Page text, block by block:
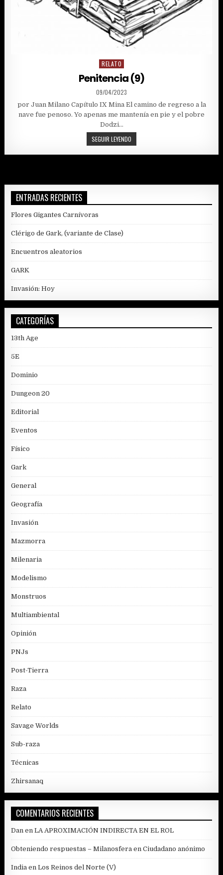
Posted
in
RELATO
Penitencia (9)
PUBLISHED
DATE:
09/04/2023
por Juan Milano Capítulo IX Mina El camino de regreso a la
nave fue penoso. Yo apenas me mantenía en pie y el pobre
Dodzi…
SEGUIR LEYENDO
(9)
ENTRADAS RECIENTES
Flores Gigantes Carnívoras
Clérigo de Gark, (variante de Clase)
Encuentros aleatorios
GARK
Invasión: Hoy
CATEGORÍAS
13th Age
5E
Dominio
Dungeon 20
Editorial
Eventos
Físico
Gark
General
Geografía
Invasión
Mazmorra
Milenaria
Modelismo
Monstruos
Multiambiental
Opinión
PNJs
Post-Tierra
Raza
Relato
Savage Worlds
Sub-raza
Técnicas
Zhirsanaq
COMENTARIOS RECIENTES
Dan enLA APROXIMACIÓN INDIRECTA EN EL ROL
Obteniendo respuestas – Milanosfera enCiudadano anónimo
India enLos Reinos del Norte (V)